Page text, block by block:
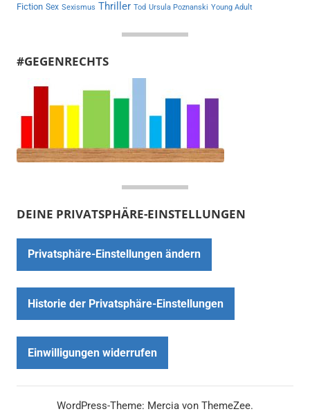
Fiction Sex Sexismus Thriller Tod Ursula Poznanski Young Adult
#GEGENRECHTS
DEINE PRIVATSPHÄRE-EINSTELLUNGEN
Privatsphäre-Einstellungen ändern
Historie der Privatsphäre-Einstellungen
Einwilligungen widerrufen
WordPress-Theme: Mercia von ThemeZee.